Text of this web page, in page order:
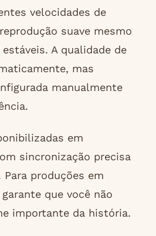
velocidades de
suave mesmo
A qualidade de
mas
manualmente
em
sincronização precisa
produções em
que você não
importante da história.